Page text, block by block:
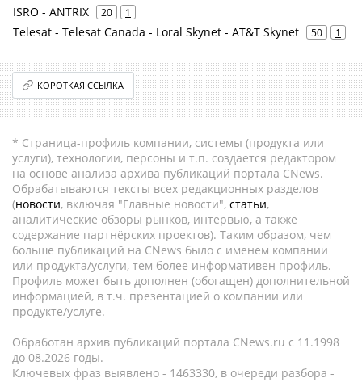
ISRO - ANTRIX 20 1
Telesat - Telesat Canada - Loral Skynet - AT&T Skynet 50 1
КОРОТКАЯ ССЫЛКА
* Страница-профиль компании, системы (продукта или
услуги), технологии, персоны и т.п. создается редактором
на основе анализа архива публикаций портала CNews.
Обрабатываются тексты всех редакционных разделов
(новости, включая "Главные новости", статьи,
аналитические обзоры рынков, интервью, а также
содержание партнёрских проектов). Таким образом, чем
больше публикаций на CNews было с именем компании
или продукта/услуги, тем более информативен профиль.
Профиль может быть дополнен (обогащен) дополнительной
информацией, в т.ч. презентацией о компании или
продукте/услуге.
Обработан архив публикаций портала CNews.ru c 11.1998
до 08.2026 годы.
Ключевых фраз выявлено - 1463330, в очереди разбора -